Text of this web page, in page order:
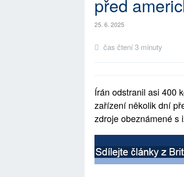
před
25. 6. 2025
čas čtení 3 minuty
Írán odstranil asi 400
zařízení několik dní
zdroje obeznámené s